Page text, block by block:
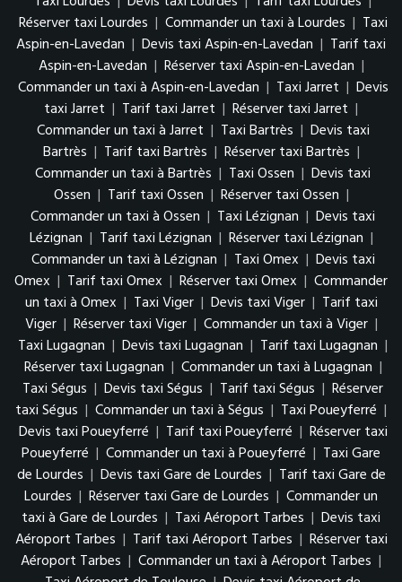
Réserver taxi Lourdes | Commander un taxi à Lourdes | Taxi
Aspin-en-Lavedan | Devis taxi Aspin-en-Lavedan | Tarif taxi
Aspin-en-Lavedan | Réserver taxi Aspin-en-Lavedan |
Commander un taxi à Aspin-en-Lavedan | Taxi Jarret | Devis
taxi Jarret | Tarif taxi Jarret | Réserver taxi Jarret |
Commander un taxi à Jarret | Taxi Bartrès | Devis taxi
Bartrès | Tarif taxi Bartrès | Réserver taxi Bartrès |
Commander un taxi à Bartrès | Taxi Ossen | Devis taxi
Ossen | Tarif taxi Ossen | Réserver taxi Ossen |
Commander un taxi à Ossen | Taxi Lézignan | Devis taxi
Lézignan | Tarif taxi Lézignan | Réserver taxi Lézignan |
Commander un taxi à Lézignan | Taxi Omex | Devis taxi
Omex | Tarif taxi Omex | Réserver taxi Omex | Commander
un taxi à Omex | Taxi Viger | Devis taxi Viger | Tarif taxi
Viger | Réserver taxi Viger | Commander un taxi à Viger |
Taxi Lugagnan | Devis taxi Lugagnan | Tarif taxi Lugagnan |
Réserver taxi Lugagnan | Commander un taxi à Lugagnan |
Taxi Ségus | Devis taxi Ségus | Tarif taxi Ségus | Réserver
taxi Ségus | Commander un taxi à Ségus | Taxi Poueyferré |
Devis taxi Poueyferré | Tarif taxi Poueyferré | Réserver taxi
Poueyferré | Commander un taxi à Poueyferré | Taxi Gare
de Lourdes | Devis taxi Gare de Lourdes | Tarif taxi Gare de
Lourdes | Réserver taxi Gare de Lourdes | Commander un
taxi à Gare de Lourdes | Taxi Aéroport Tarbes | Devis taxi
Aéroport Tarbes | Tarif taxi Aéroport Tarbes | Réserver taxi
Aéroport Tarbes | Commander un taxi à Aéroport Tarbes |